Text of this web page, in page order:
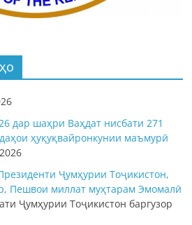
дар шаҳри Ваҳдат нисбати 271
ҳуқуқвайронкунии маъмурӣ
Ҷумҳурии Тоҷикистон,
Пешвои миллат муҳтарам Эмомалӣ
Ҷумҳурии Тоҷикистон баргузор